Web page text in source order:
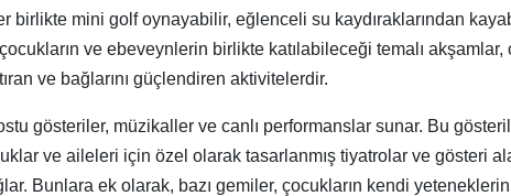
birlikte mini golf oynayabilir, eğlenceli su kaydıraklarından
ve ebeveynlerin birlikte katılabileceği temalı
ve bağlarını güçlendiren aktivitelerdir.
gösteriler, müzikaller ve canlı performanslar sunar. Bu
ve aileleri için özel olarak tasarlanmış tiyatrolar ve gösteri
Bunlara ek olarak, bazı gemiler, çocukların kendi